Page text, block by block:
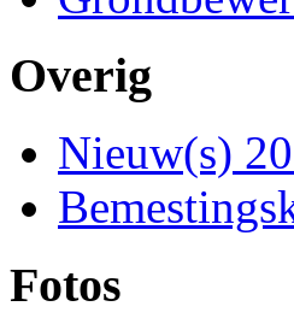
Overig
Nieuw(s)
Fotos